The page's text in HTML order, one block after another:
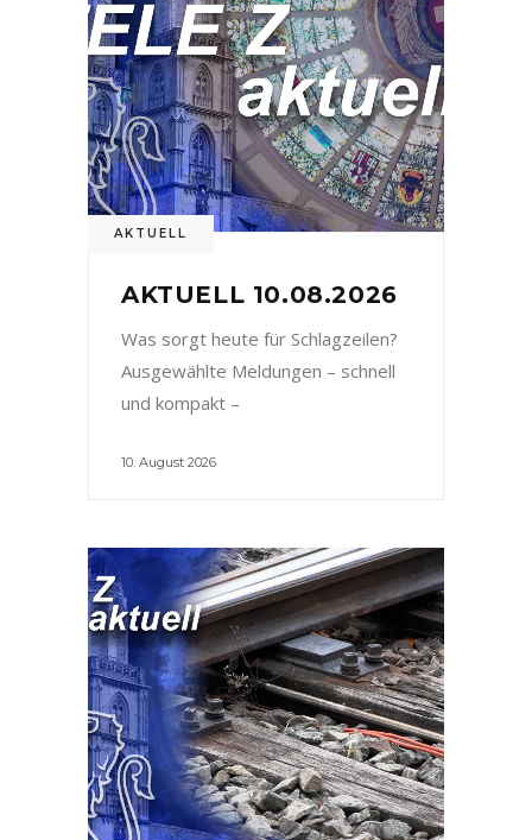
AKTUELL
AKTUELL 10.08.2026
Was sorgt heute für Schlagzeilen?
Ausgewählte Meldungen – schnell
und kompakt –
10. August 2026